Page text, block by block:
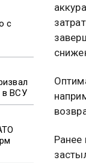
с
в ВСУ
Ранее